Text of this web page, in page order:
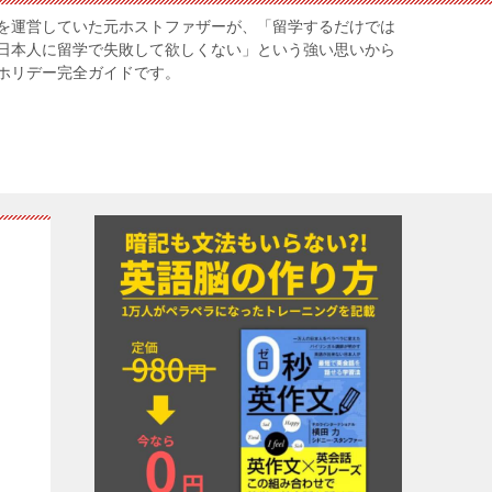
運営していた元ホストファザーが、「留学するだけでは
本人に留学で失敗して欲しくない」という強い思いから
デー完全ガイドです。